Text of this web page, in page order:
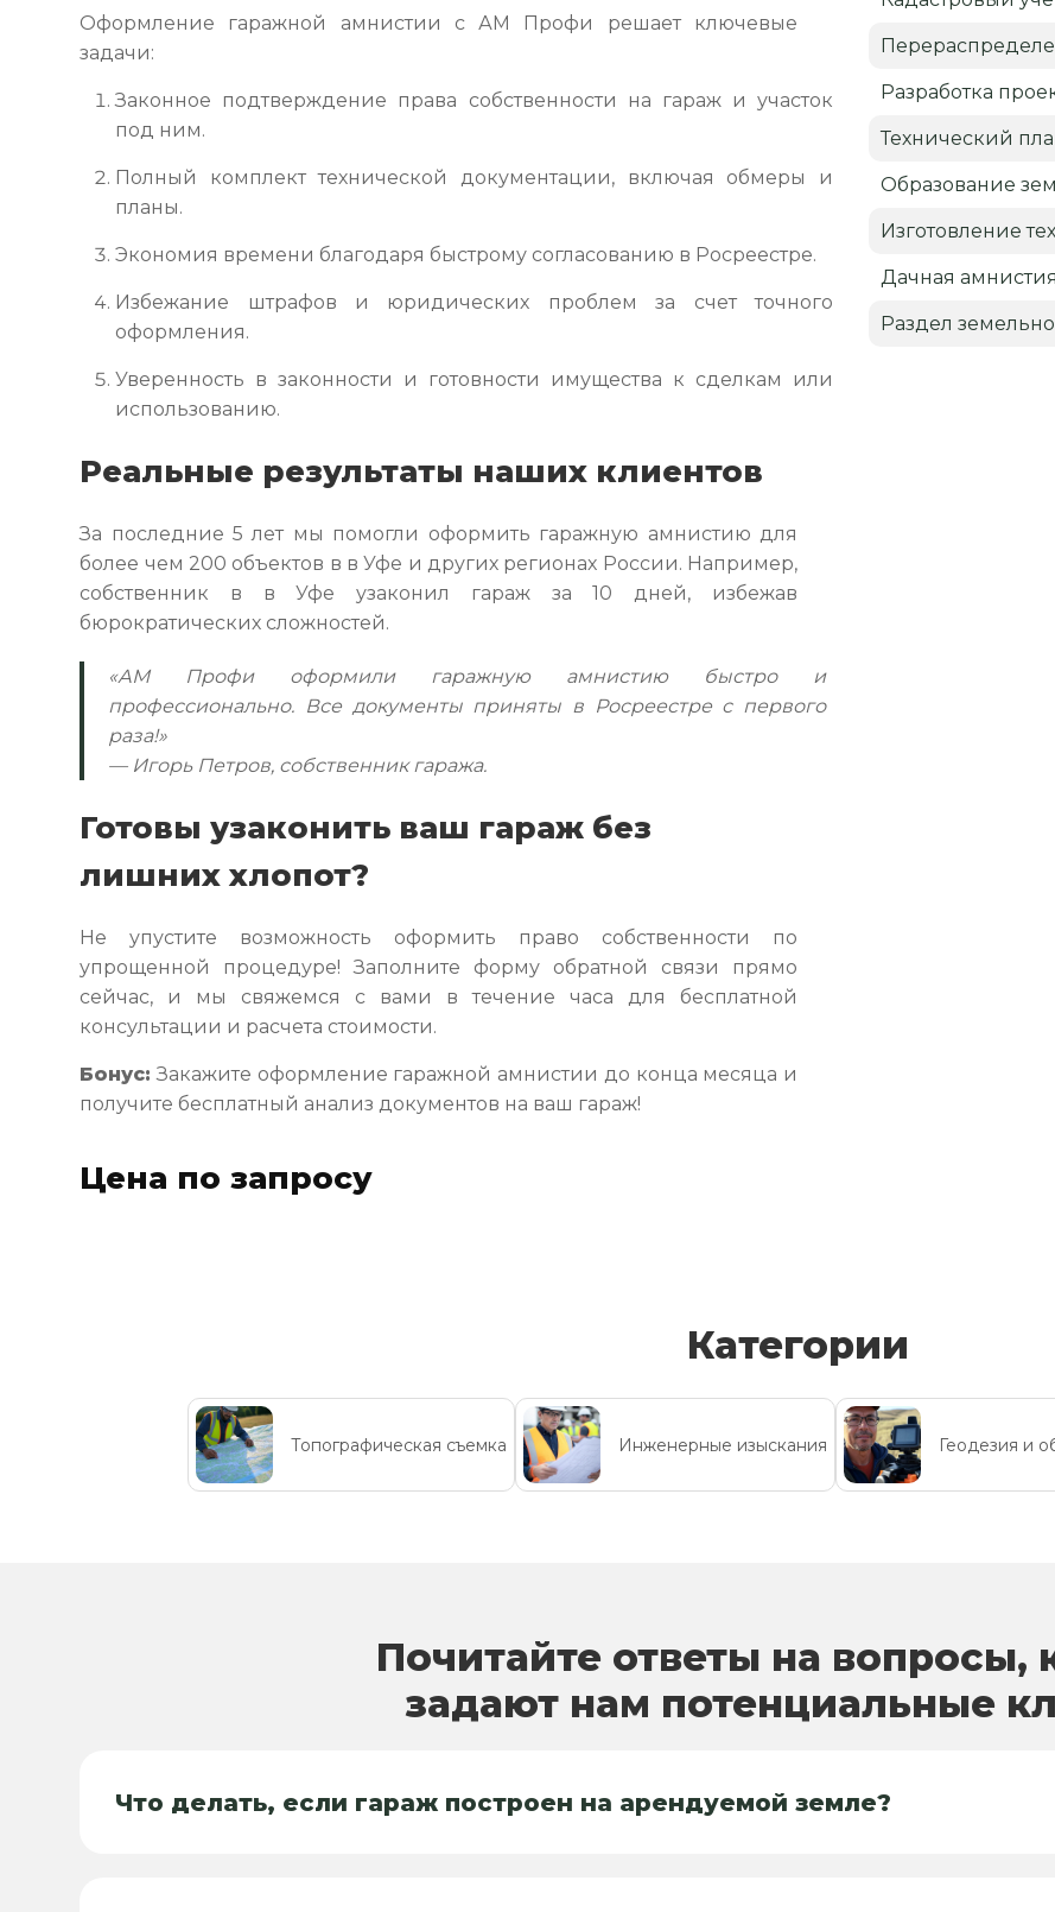
Оформление гаражной амнистии с АМ Профи решает ключевые
задачи:
Законное подтверждение права собственности на гараж и участок
под ним.
Полный комплект технической документации, включая обмеры и
планы.
Экономия времени благодаря быстрому согласованию в Росреестре.
Избежание штрафов и юридических проблем за счет точного
оформления.
Уверенность в законности и готовности имущества к сделкам или
использованию.
Реальные результаты наших клиентов
За последние 5 лет мы помогли оформить гаражную амнистию для
более чем 200 объектов в в Уфе и других регионах России. Например,
собственник в в Уфе узаконил гараж за 10 дней, избежав
бюрократических сложностей.
«АМ Профи оформили гаражную амнистию быстро и
профессионально. Все документы приняты в Росреестре с первого
раза!»
— Игорь Петров, собственник гаража.
Готовы узаконить ваш гараж без
лишних хлопот?
Не упустите возможность оформить право собственности по
упрощенной процедуре! Заполните форму обратной связи прямо
сейчас, и мы свяжемся с вами в течение часа для бесплатной
консультации и расчета стоимости.
Бонус: Закажите оформление гаражной амнистии до конца месяца и
получите бесплатный анализ документов на ваш гараж!
Цена по запросу
Разработка
Технический
Образование
Изготовление
Дачная амнистия
Раздел
Категории
Топографическая съемка Инженерные изыскания Геодезия и
Почитайте ответы на вопросы,
задают нам потенциальные
Что делать, если гараж построен на арендуемой земле?